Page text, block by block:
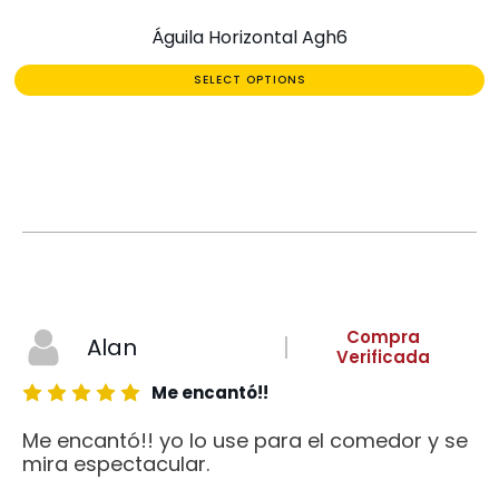
Águila Horizontal Agh6
SELECT OPTIONS
Alan
Compra
Verificada
Me encantó!!
Me encantó!! yo lo use para el comedor y se
mira espectacular.